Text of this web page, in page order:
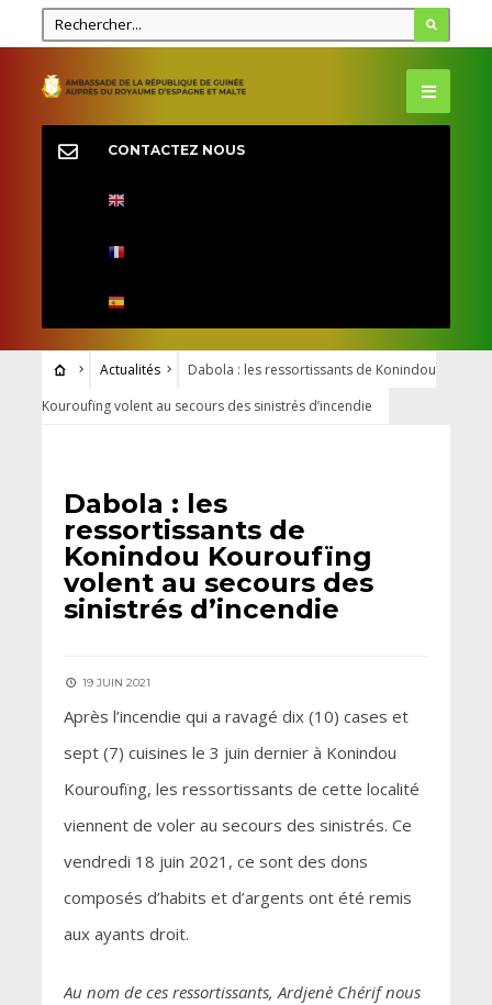
CONTACTEZ NOUS
Actualités
Dabola : les ressortissants de Konindou
Kouroufïng volent au secours des sinistrés d’incendie
Dabola : les
ressortissants de
Konindou Kouroufïng
volent au secours des
sinistrés d’incendie
19 JUIN 2021
Après l’incendie qui a ravagé dix (10) cases et
sept (7) cuisines le 3 juin dernier à Konindou
Kouroufïng, les ressortissants de cette localité
viennent de voler au secours des sinistrés. Ce
vendredi 18 juin 2021, ce sont des dons
composés d’habits et d’argents ont été remis
aux ayants droit.
Au nom de ces ressortissants, Ardjenè Chérif nous